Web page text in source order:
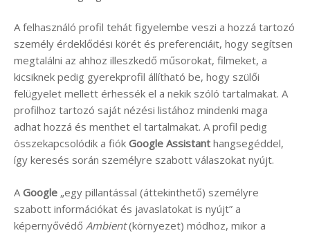
A felhasználó profil tehát figyelembe veszi a hozzá tartozó
személy érdeklődési körét és preferenciáit, hogy segítsen
megtalálni az ahhoz illeszkedő műsorokat, filmeket, a
kicsiknek pedig gyerekprofil állítható be, hogy szülői
felügyelet mellett érhessék el a nekik szóló tartalmakat. A
profilhoz tartozó saját nézési listához mindenki maga
adhat hozzá és menthet el tartalmakat. A profil pedig
összekapcsolódik a fiók Google Assistant hangsegéddel,
így keresés során személyre szabott válaszokat nyújt.
A Google „egy pillantással (áttekinthető) személyre
szabott információkat és javaslatokat is nyújt” a
képernyővédő Ambient(környezet) módhoz, mikor a